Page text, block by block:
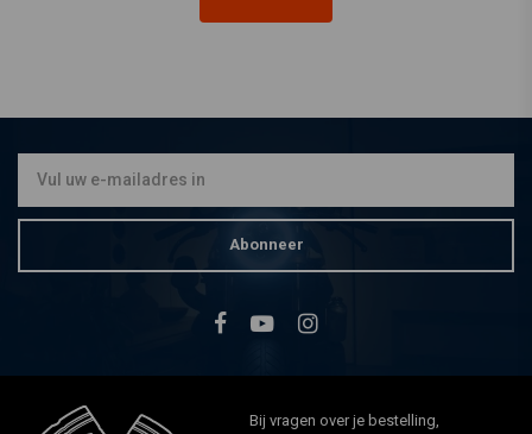
Abonneer
Bij vragen over je bestelling,